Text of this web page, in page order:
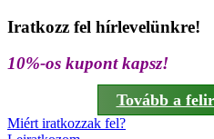
Iratkozz fel hírlevelünkre!
10%-os kupont kapsz!
Tovább a
Miért iratkozzak fel?